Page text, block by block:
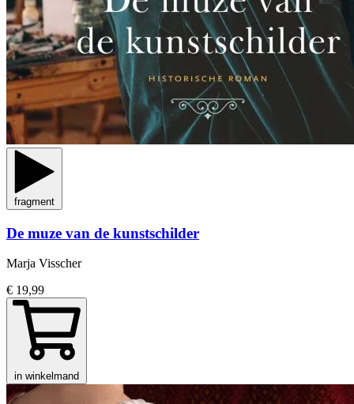
fragment
De muze van de kunstschilder
Marja Visscher
€ 19,99
in winkelmand